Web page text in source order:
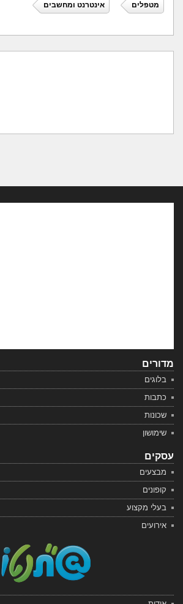
מטפלים אינטרנט ומחשבים
מדורים
בלוגים
כתבות
שכונות
שימושון
עסקים
מבצעים
קופונים
בעלי מקצוע
אירועים